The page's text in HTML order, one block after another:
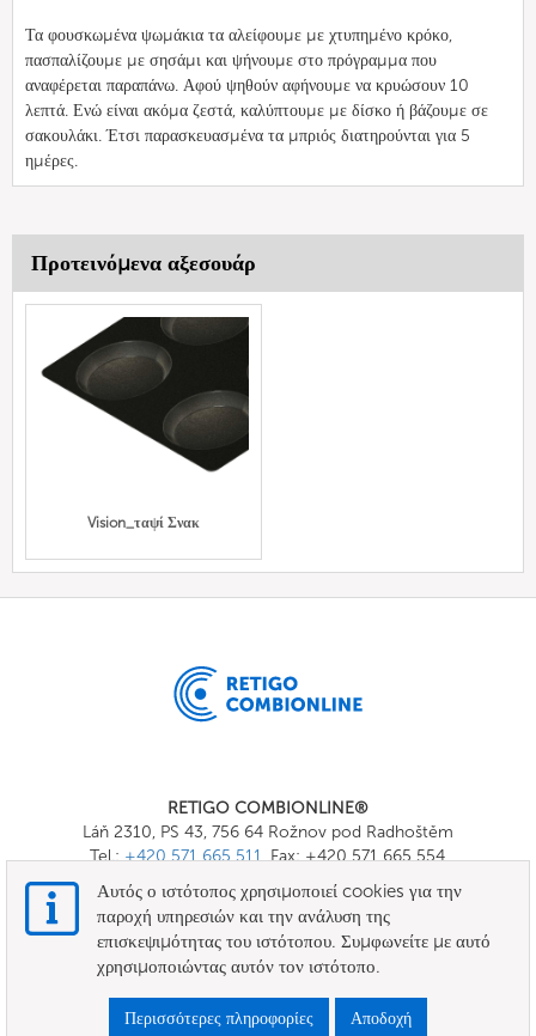
Τα φουσκωμένα ψωμάκια τα αλείφουμε με χτυπημένο κρόκο,
πασπαλίζουμε με σησάμι και ψήνουμε στο πρόγραμμα που
αναφέρεται παραπάνω. Αφού ψηθούν αφήνουμε να κρυώσουν 10
λεπτά. Ενώ είναι ακόμα ζεστά, καλύπτουμε με δίσκο ή βάζουμε σε
σακουλάκι. Έτσι παρασκευασμένα τα μπριός διατηρούνται για 5
ημέρες.
Προτεινόμενα αξεσουάρ
Vision_ταψί Σνακ
RETIGO COMBIONLINE®
Láň 2310, PS 43, 756 64 Rožnov pod Radhoštěm
Tel.:+420 571 665 511, Fax: +420 571 665 554
E-mail:
info@combionline.com
OnlineMenu
ΟΡΟΙ ΚΑΙ ΠΡΟΫΠΟΘΕΣΕΙΣ
Αυτός ο ιστότοπος χρησιμοποιεί cookies για την
παροχή υπηρεσιών και την ανάλυση της
επισκεψιμότητας του ιστότοπου. Συμφωνείτε με αυτό
χρησιμοποιώντας αυτόν τον ιστότοπο.
Περισσότερες πληροφορίες Αποδοχή